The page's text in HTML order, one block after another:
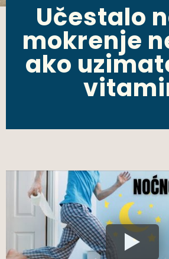
Učestalo
mokrenje
ako